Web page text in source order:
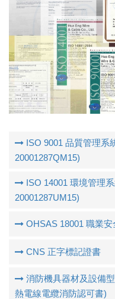
ISO 9001 品質管理系
20001287QM15)
ISO 14001 環境管理
20001287UM15)
OHSAS 18001 職業
CNS 正字標記證書
消防機具器材及設備
熱電線電纜消防認可書)